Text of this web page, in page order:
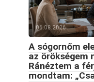
06.08.2026
A sógornőm
az örökségem
Ránéztem a
mondtam: